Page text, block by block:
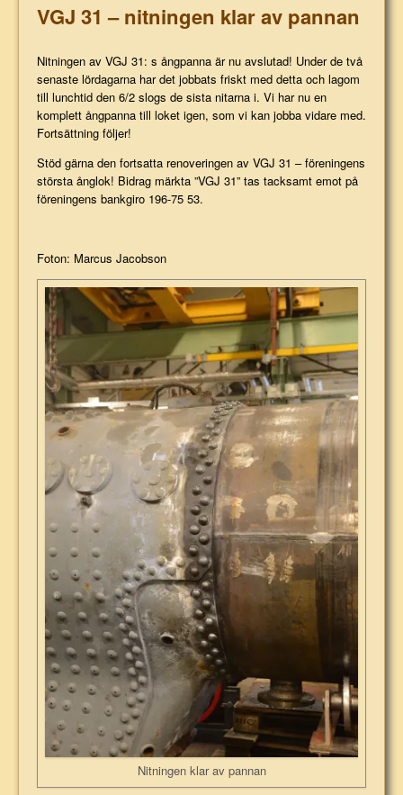
VGJ 31 – nitningen klar av pannan
Nitningen av VGJ 31: s ångpanna är nu avslutad! Under de två
senaste lördagarna har det jobbats friskt med detta och lagom
till lunchtid den 6/2 slogs de sista nitarna i. Vi har nu en
komplett ångpanna till loket igen, som vi kan jobba vidare med.
Fortsättning följer!
Stöd gärna den fortsatta renoveringen av VGJ 31 – föreningens
största ånglok! Bidrag märkta ”VGJ 31” tas tacksamt emot på
föreningens bankgiro 196-75 53.
Foton: Marcus Jacobson
Nitningen klar av pannan